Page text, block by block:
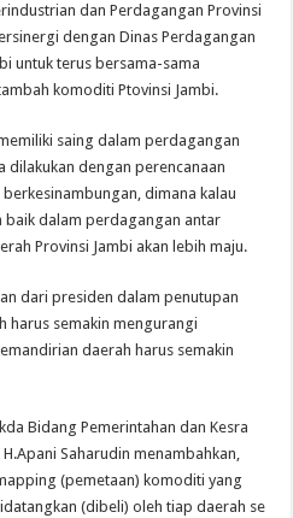
dan Perdagangan Provinsi
dengan Dinas Perdagangan
untuk terus bersama-sama
komoditi Ptovinsi Jambi.
saing dalam perdagangan
dilakukan dengan perencanaan
dimana kalau
dalam perdagangan antar
Provinsi Jambi akan lebih maju.
dari presiden dalam penutupan
harus semakin mengurangi
daerah harus semakin
Bidang Pemerintahan dan Kesra
Saharudin menambahkan,
(pemetaan) komoditi yang
(dibeli) oleh tiap daerah se